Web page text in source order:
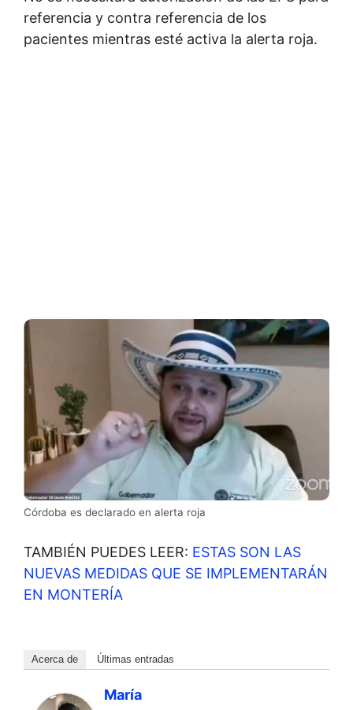
referencia y contra referencia de los
pacientes mientras esté activa la alerta roja.
Córdoba es declarado en alerta roja
TAMBIÉN PUEDES LEER: ESTAS SON LAS
NUEVAS MEDIDAS QUE SE IMPLEMENTARÁN
EN MONTERÍA
Acerca de Últimas entradas
María